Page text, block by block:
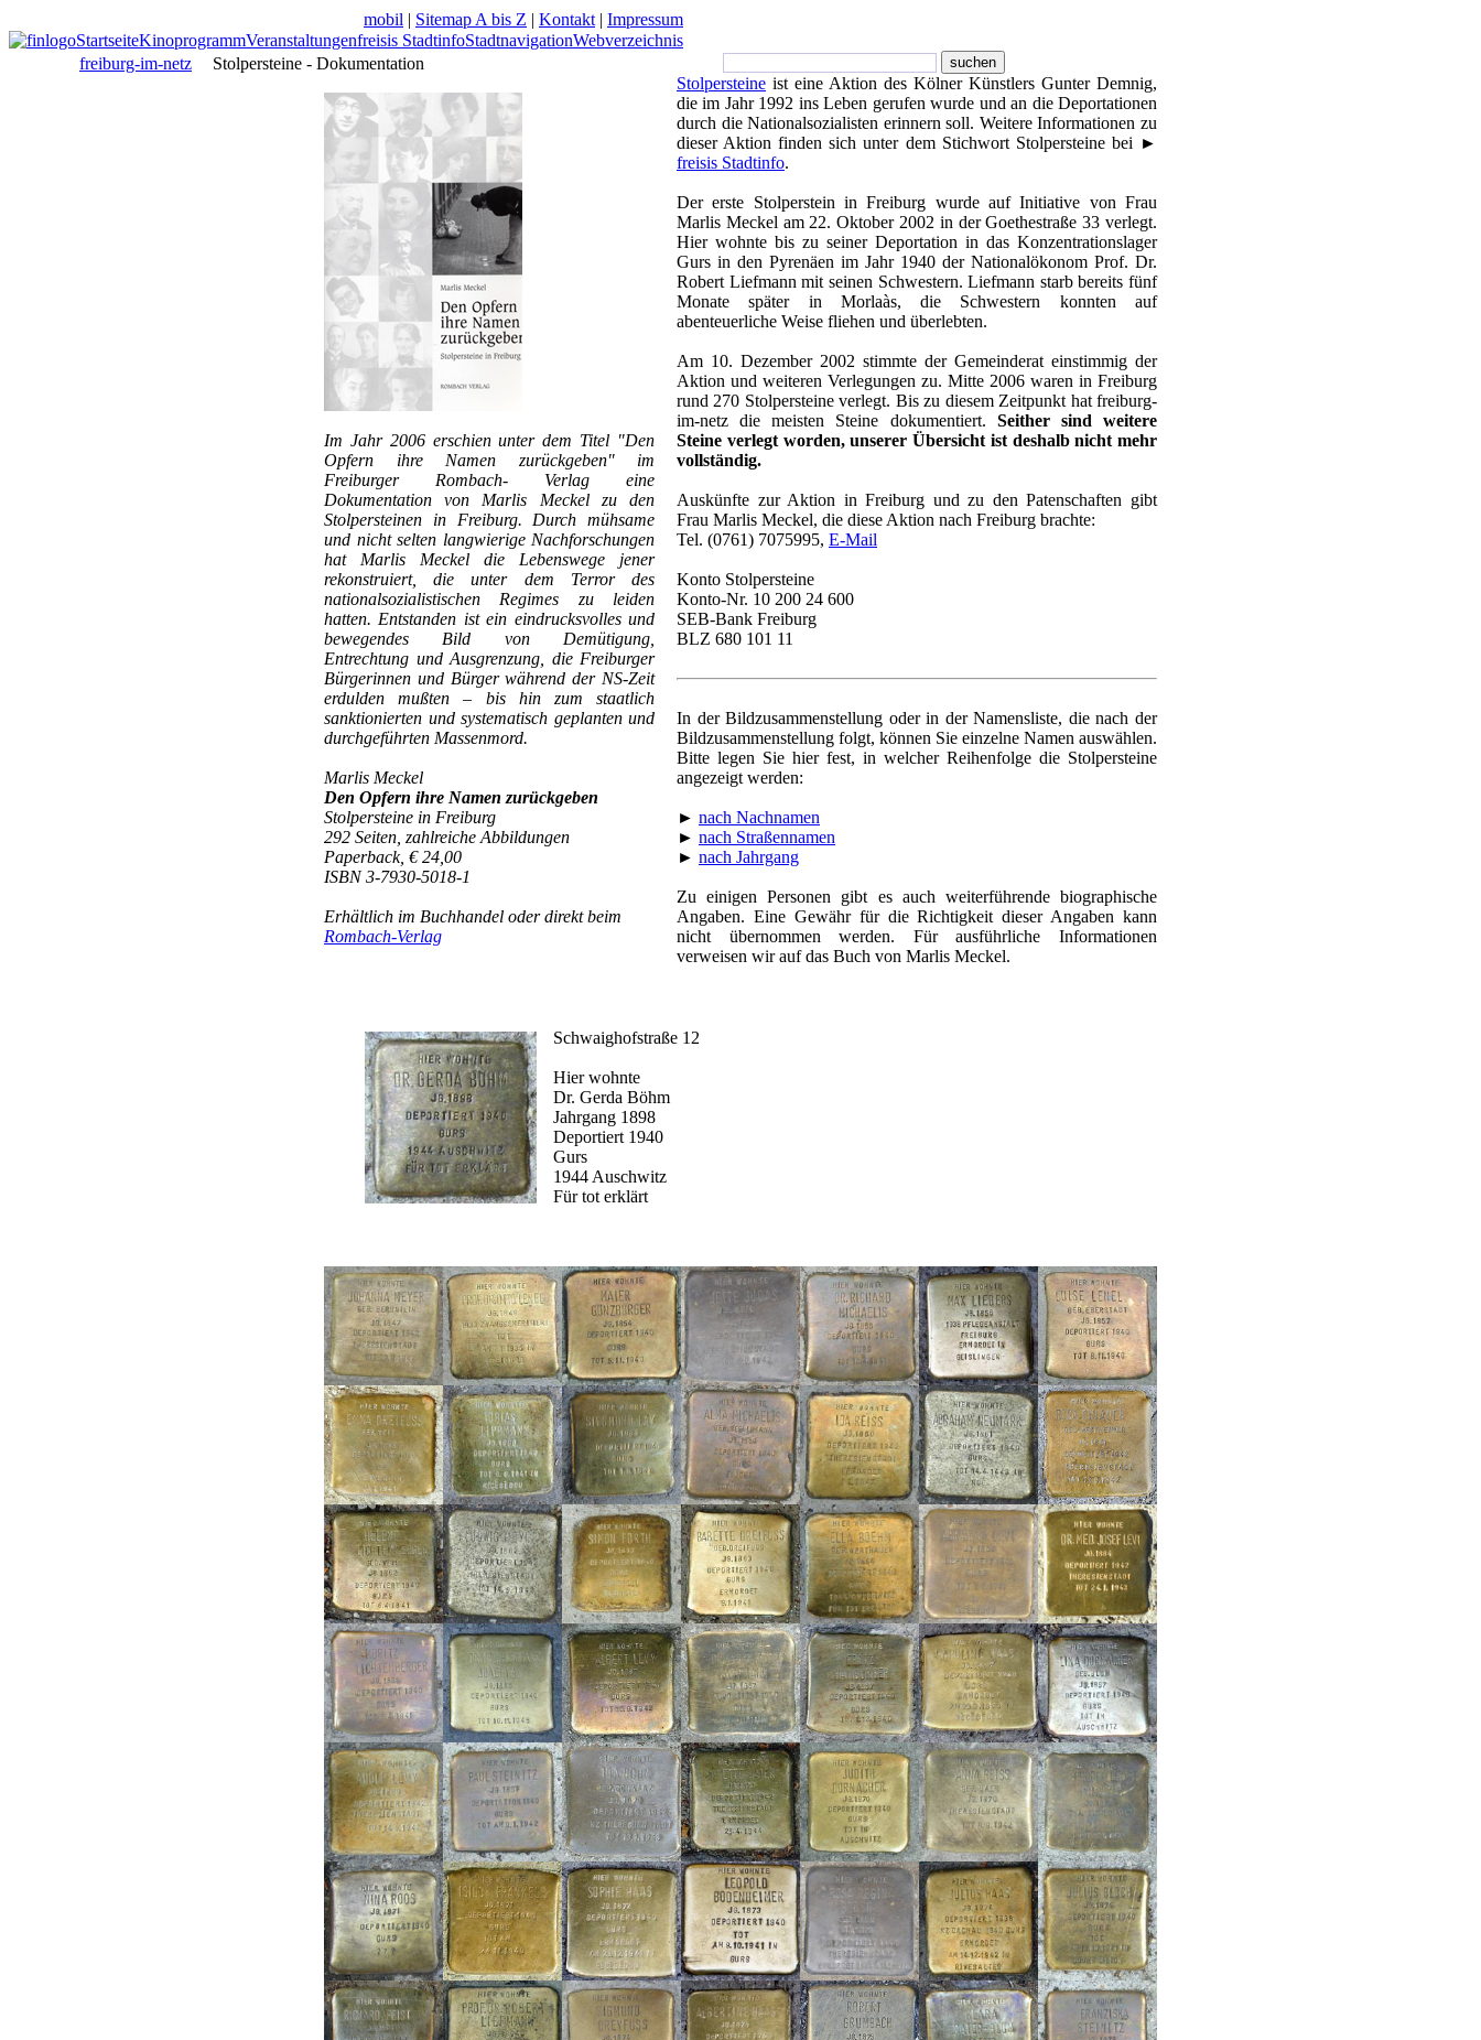
mobil | Sitemap A bis Z | Kontakt | Impressum
StartseiteKinoprogrammVeranstaltungenfreisis StadtinfoStadtnavigationWebverzeichnis
freiburg-im-netz
Stolpersteine - Dokumentation
Im Jahr 2006 erschien unter dem Titel "Den
Opfern ihre Namen zurückgeben" im
Freiburger Rombach- Verlag eine
Dokumentation von Marlis Meckel zu den
Stolpersteinen in Freiburg. Durch mühsame
und nicht selten langwierige Nachforschungen
hat Marlis Meckel die Lebenswege jener
rekonstruiert, die unter dem Terror des
nationalsozialistischen Regimes zu leiden
hatten. Entstanden ist ein eindrucksvolles und
bewegendes Bild von Demütigung,
Entrechtung und Ausgrenzung, die Freiburger
Bürgerinnen und Bürger während der NS-Zeit
erdulden mußten – bis hin zum staatlich
sanktionierten und systematisch geplanten und
durchgeführten Massenmord.
Marlis Meckel
Den Opfern ihre Namen zurückgeben
Stolpersteine in Freiburg
292 Seiten, zahlreiche Abbildungen
Paperback, € 24,00
ISBN 3-7930-5018-1
Erhältlich im Buchhandel oder direkt beim
Rombach-Verlag
Stolpersteine ist eine Aktion des Kölner Künstlers Gunter Demnig,
die im Jahr 1992 ins Leben gerufen wurde und an die Deportationen
durch die Nationalsozialisten erinnern soll. Weitere Informationen zu
dieser Aktion finden sich unter dem Stichwort Stolpersteine bei ►
freisis Stadtinfo.
Der erste Stolperstein in Freiburg wurde auf Initiative von Frau
Marlis Meckel am 22. Oktober 2002 in der Goethestraße 33 verlegt.
Hier wohnte bis zu seiner Deportation in das Konzentrationslager
Gurs in den Pyrenäen im Jahr 1940 der Nationalökonom Prof. Dr.
Robert Liefmann mit seinen Schwestern. Liefmann starb bereits fünf
Monate später in Morlaàs, die Schwestern konnten auf
abenteuerliche Weise fliehen und überlebten.
Am 10. Dezember 2002 stimmte der Gemeinderat einstimmig der
Aktion und weiteren Verlegungen zu. Mitte 2006 waren in Freiburg
rund 270 Stolpersteine verlegt. Bis zu diesem Zeitpunkt hat freiburg-
im-netz die meisten Steine dokumentiert. Seither sind weitere
Steine verlegt worden, unserer Übersicht ist deshalb nicht mehr
vollständig.
Auskünfte zur Aktion in Freiburg und zu den Patenschaften gibt
Frau Marlis Meckel, die diese Aktion nach Freiburg brachte:
Tel. (0761) 7075995, E-Mail
Konto Stolpersteine
Konto-Nr. 10 200 24 600
SEB-Bank Freiburg
BLZ 680 101 11
In der Bildzusammenstellung oder in der Namensliste, die nach der
Bildzusammenstellung folgt, können Sie einzelne Namen auswählen.
Bitte legen Sie hier fest, in welcher Reihenfolge die Stolpersteine
angezeigt werden:
► nach Nachnamen
► nach Straßennamen
► nach Jahrgang
Zu einigen Personen gibt es auch weiterführende biographische
Angaben. Eine Gewähr für die Richtigkeit dieser Angaben kann
nicht übernommen werden. Für ausführliche Informationen
verweisen wir auf das Buch von Marlis Meckel.
Schwaighofstraße 12
Hier wohnte
Dr. Gerda Böhm
Jahrgang 1898
Deportiert 1940
Gurs
1944 Auschwitz
Für tot erklärt